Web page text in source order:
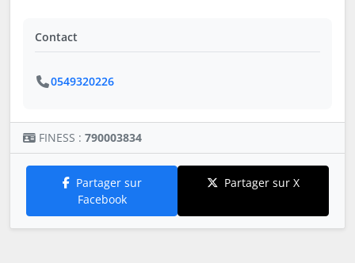
Contact
0549320226
FINESS : 790003834
Partager sur
Facebook
Partager sur X